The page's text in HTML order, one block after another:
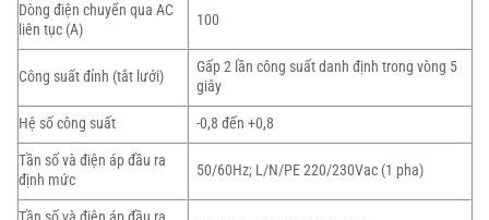
Dòng điện chuyển qua AC
liên tục (A)
100
Công suất đỉnh (tắt lưới)
Gấp 2 lần công suất danh định trong vòng 5
giây
Hệ số công suất
-0,8 đến +0,8
Tần số và điện áp đầu ra
định mức
50/60Hz; L/N/PE 220/230Vac (1 pha)